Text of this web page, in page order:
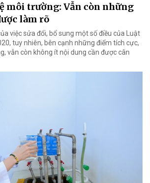
môi trường: Vẫn còn những
làm rõ
việc sửa đổi, bổ sung một số điều của Luật
tuy nhiên, bên cạnh những điểm tích cực,
vẫn còn không ít nội dung cần được cân